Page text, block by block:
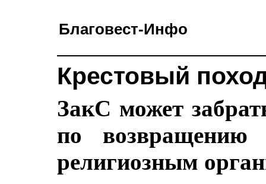
Благовест-Инфо
Крестовый
ЗакС может
по возвращению
религиозным